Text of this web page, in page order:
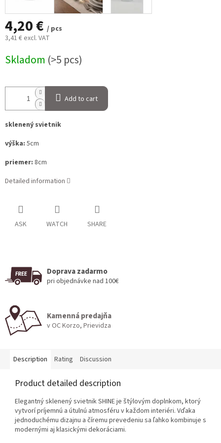
4,20 € / pcs
3,41 € excl. VAT
price:
Skladom (>5 pcs)
Add to cart
sklenený svietnik
výška: 5cm
priemer: 8cm
Detailed information
ASK WATCH SHARE
Doprava zadarmo
pri objednávke nad 100€
Kamenná predajňa
v OC Korzo, Prievidza
Description Rating Discussion
Product detailed description
Elegantný sklenený svietnik SHINE je štýlovým doplnkom, ktorý
vytvorí príjemnú a útulnú atmosféru v každom interiéri. Vďaka
jednoduchému dizajnu a číremu prevedeniu sa ľahko kombinuje s
modernými aj klasickými dekoráciami.